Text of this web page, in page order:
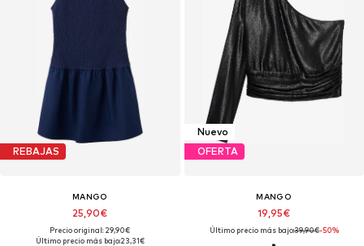
REBAJAS
MANGO
25,90€
Precio original: 29,90€
Último precio más bajo:23,31€
Nuevo
OFERTA
MANGO
19,95€
Último precio más bajo:39,90€-50%